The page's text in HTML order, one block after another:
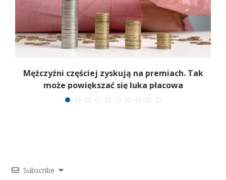
Mężczyźni częściej zyskują na premiach. Tak
może powiększać się luka płacowa
Subscribe